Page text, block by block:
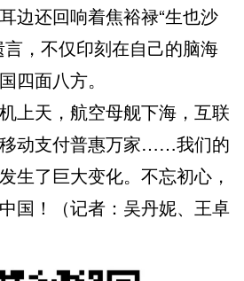
边还回响着焦裕禄“生也沙
，不仅印刻在自己的脑海
四面八方。
上天，航空母舰下海，互联
动支付普惠万家……我们的
生了巨大变化。不忘初心，
国！（记者：吴丹妮、王卓